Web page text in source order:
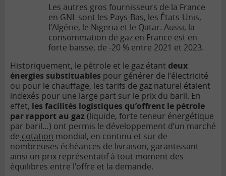
Les autres gros fournisseurs de la France
en GNL sont les Pays-Bas, les États-Unis,
l’Algérie, le Nigeria et le Qatar. Aussi, la
consommation de gaz en France est en
forte baisse, de -20 % entre 2021 et 2023.
Historiquement, le pétrole et le gaz étant deux
énergies substituables pour générer de l’électricité
ou pour le chauffage, les tarifs de gaz naturel étaient
indexés pour une large part sur le prix du baril. En
effet, les facilités logistiques qu’offrent le pétrole
par rapport au gaz(liquide, forte teneur énergétique
par baril…) ont permis le développement d’un marché
de cotation mondial, en continu et sur de
nombreuses échéances de livraison, garantissant
ainsi un prix représentatif à tout moment des
équilibres entre l’offre et la demande.